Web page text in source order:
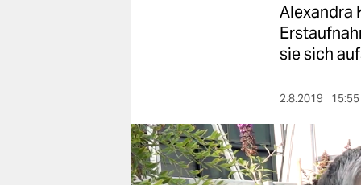
berlin
nord
Alexandra
sie sich
2.8.2019